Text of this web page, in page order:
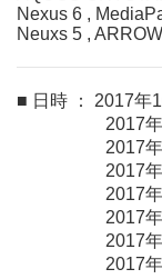
Nexus 6 ,
Neuxs 5 ,
■ 日時 ： 2017年
2017年10月
2017年10月
2017年10月
2017年10月
2017年10月
2017年10月
2017年10月